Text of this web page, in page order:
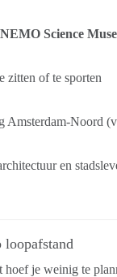
NEMO Science
zitten of te sporten
Amsterdam-Noord
en
loopafstand
hoef je weinig te